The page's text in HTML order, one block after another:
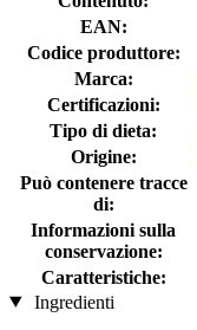
EAN:
Codice produttore:
Marca:
Certificazioni:
Tipo di dieta:
Origine:
Può contenere tracce
di:
Informazioni sulla
conservazione:
Caratteristiche:
Ingredienti